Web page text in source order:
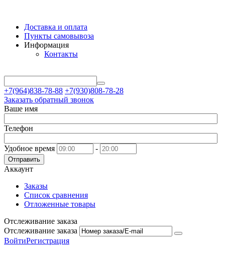
Доставка и оплата
Пункты самовывоза
Информация
Контакты
+7(964)838-78-88 +7(930)808-78-28
Заказать обратный звонок
Ваше имя
Телефон
Удобное время -
Отправить
Аккаунт
Заказы
Список сравнения
Отложенные товары
Отслеживание заказа
Отслеживание заказа
ВойтиРегистрация